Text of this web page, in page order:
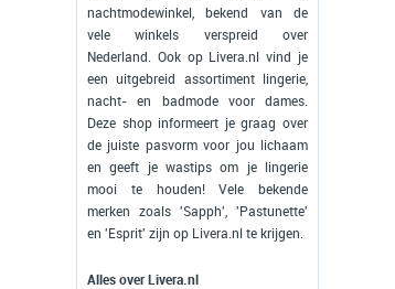
nachtmodewinkel, bekend van de
vele winkels verspreid over
Nederland. Ook op Livera.nl vind je
een uitgebreid assortiment lingerie,
nacht- en badmode voor dames.
Deze shop informeert je graag over
de juiste pasvorm voor jou lichaam
en geeft je wastips om je lingerie
mooi te houden! Vele bekende
merken zoals 'Sapph', 'Pastunette'
en 'Esprit' zijn op Livera.nl te krijgen.
Alles over Livera.nl